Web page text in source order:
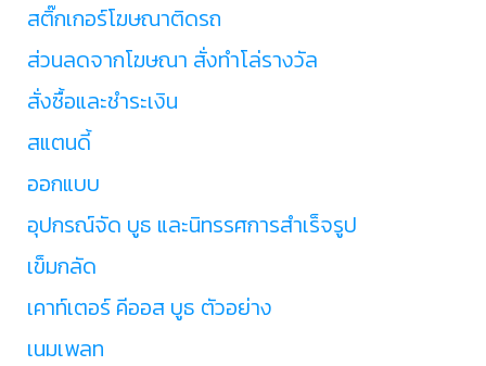
สติ๊กเกอร์โฆษณาติดรถ
ส่วนลดจากโฆษณา สั่งทำโล่รางวัล
สั่งซื้อและชำระเงิน
สแตนดี้
ออกแบบ
อุปกรณ์จัด บูธ และนิทรรศการสำเร็จรูป
เข็มกลัด
เคาท์เตอร์ คีออส บูธ ตัวอย่าง
เนมเพลท